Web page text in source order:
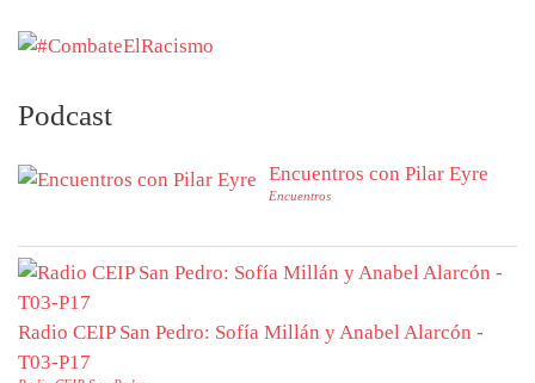
Podcast
Encuentros con Pilar Eyre
Encuentros
Radio CEIP San Pedro: Sofía Millán y Anabel Alarcón -
T03-P17